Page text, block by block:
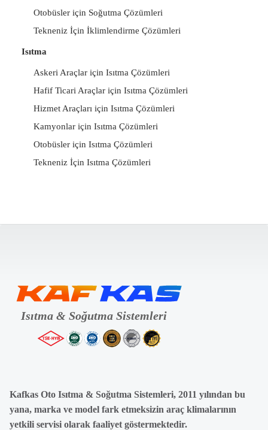
Otobüsler için Soğutma Çözümleri
Tekneniz İçin İklimlendirme Çözümleri
Isıtma
Askeri Araçlar için Isıtma Çözümleri
Hafif Ticari Araçlar için Isıtma Çözümleri
Hizmet Araçları için Isıtma Çözümleri
Kamyonlar için Isıtma Çözümleri
Otobüsler için Isıtma Çözümleri
Tekneniz İçin Isıtma Çözümleri
Kafkas Oto Isıtma & Soğutma Sistemleri, 2011 yılından bu
yana, marka ve model fark etmeksizin araç klimalarının
yetkili servisi olarak faaliyet göstermektedir.